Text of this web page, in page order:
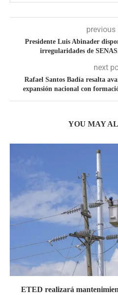
previous
Presidente Luis Abinader
irregularidades de
next
Rafael Santos Badía resalta
expansión nacional con
YOU MAY
ETED realizará